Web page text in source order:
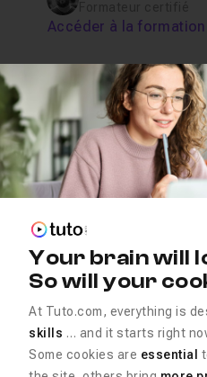
Accéder à la